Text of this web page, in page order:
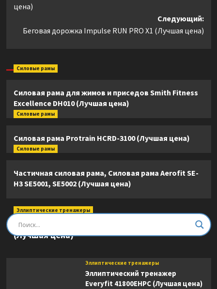
цена)
Следующий:
Беговая дорожка Impulse RUN PRO X1 (Лучшая цена)
Силовые рамы
Силовая рама для жимов и приседов Smith Fitness
Excellence DH010 (Лучшая цена)
Силовые рамы
Силовая рама Protrain HCRD-3100 (Лучшая цена)
Силовые рамы
Частичная силовая рама, Силовая рама Aerofit SE-
H3 SE5001, SE5002 (Лучшая цена)
Эллиптические тренажеры
Эллиптический тренажер DFC E8745T
(Лучшая цена)
Эллиптические тренажеры
Эллиптический тренажер
Everyfit 41800EHPC (Лучшая цена)